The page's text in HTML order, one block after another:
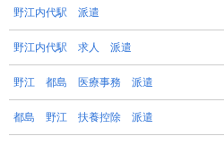
野江内代駅 派遣
野江内代駅 求人 派遣
野江 都島 医療事務 派遣
都島 野江 扶養控除 派遣